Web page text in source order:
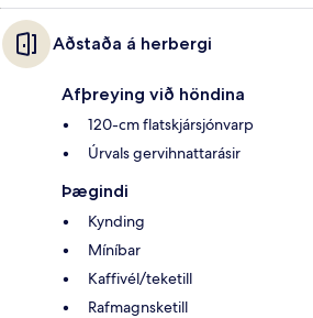
Aðstaða á herbergi
Afþreying við höndina
120-cm flatskjársjónvarp
Úrvals gervihnattarásir
Þægindi
Kynding
Míníbar
Kaffivél/teketill
Rafmagnsketill